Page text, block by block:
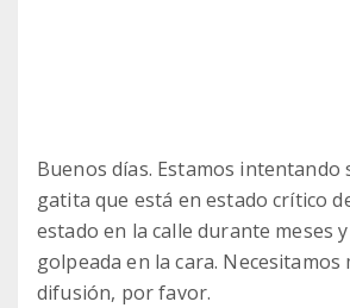
Buenos días. Estamos intentando
gatita que está en estado crítico
estado en la calle durante meses
golpeada en la cara. Necesitamos
difusión, por favor.